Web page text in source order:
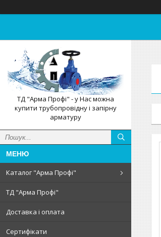
ТД "Арма Профі" - у Нас можна
купити трубопровідну і запірну
арматуру
Каталог "Арма Профі"
ТД "Арма Профі"
Доставка і оплата
Сертифікати